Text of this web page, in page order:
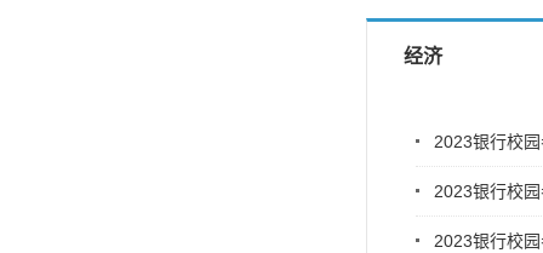
经济
2023银行校
2023银行校
2023银行校